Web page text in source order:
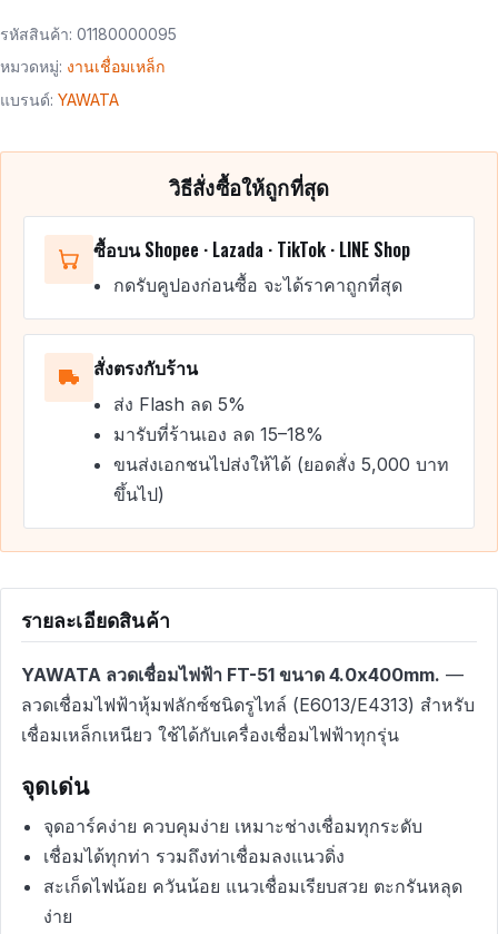
รหัสสินค้า: 01180000095
หมวดหมู่: งานเชื่อมเหล็ก
แบรนด์: YAWATA
วิธีสั่งซื้อให้ถูกที่สุด
ซื้อบน Shopee · Lazada · TikTok · LINE Shop
กดรับคูปองก่อนซื้อ จะได้ราคาถูกที่สุด
สั่งตรงกับร้าน
ส่ง Flash ลด 5%
มารับที่ร้านเอง ลด 15–18%
ขนส่งเอกชนไปส่งให้ได้ (ยอดสั่ง 5,000 บาท
ขึ้นไป)
รายละเอียดสินค้า
YAWATA ลวดเชื่อมไฟฟ้า FT-51 ขนาด 4.0x400mm. —
ลวดเชื่อมไฟฟ้าหุ้มฟลักซ์ชนิดรูไทล์ (E6013/E4313) สำหรับ
เชื่อมเหล็กเหนียว ใช้ได้กับเครื่องเชื่อมไฟฟ้าทุกรุ่น
จุดเด่น
จุดอาร์คง่าย ควบคุมง่าย เหมาะช่างเชื่อมทุกระดับ
เชื่อมได้ทุกท่า รวมถึงท่าเชื่อมลงแนวดิ่ง
สะเก็ดไฟน้อย ควันน้อย แนวเชื่อมเรียบสวย ตะกรันหลุด
ง่าย